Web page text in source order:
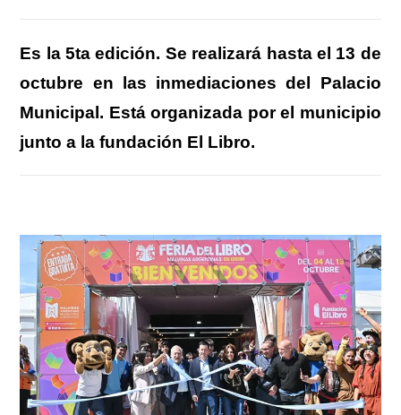
at
s
A
p
p
e
gr
a
m
c
e
b
o
o
ss
e
n
g
er
sk
y
ail
m
p
ar
tir
Es la 5ta edición. Se realizará hasta el 13 de
octubre en las inmediaciones del Palacio
Municipal. Está organizada por el municipio
junto a la fundación El Libro.